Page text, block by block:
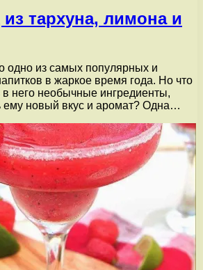
тархуна, лимона и
одно из самых популярных и
в жаркое время года. Но что
в него необычные ингредиенты,
ему новый вкус и аромат? Одна…